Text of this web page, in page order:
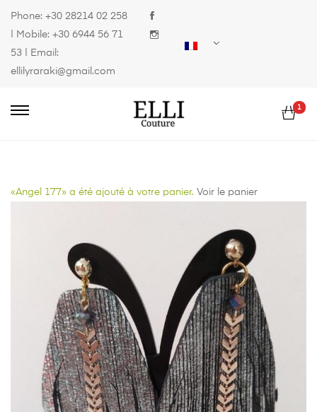
Phone: +30 28214 02 258
| Mobile: +30 6944 56 71
53 | Email:
ellilyraraki@gmail.com
1
«Angel 177» a été ajouté à votre panier. Voir le panier